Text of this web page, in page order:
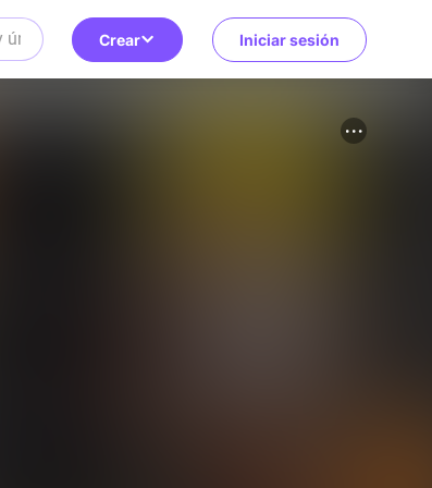
Crear Iniciar sesión